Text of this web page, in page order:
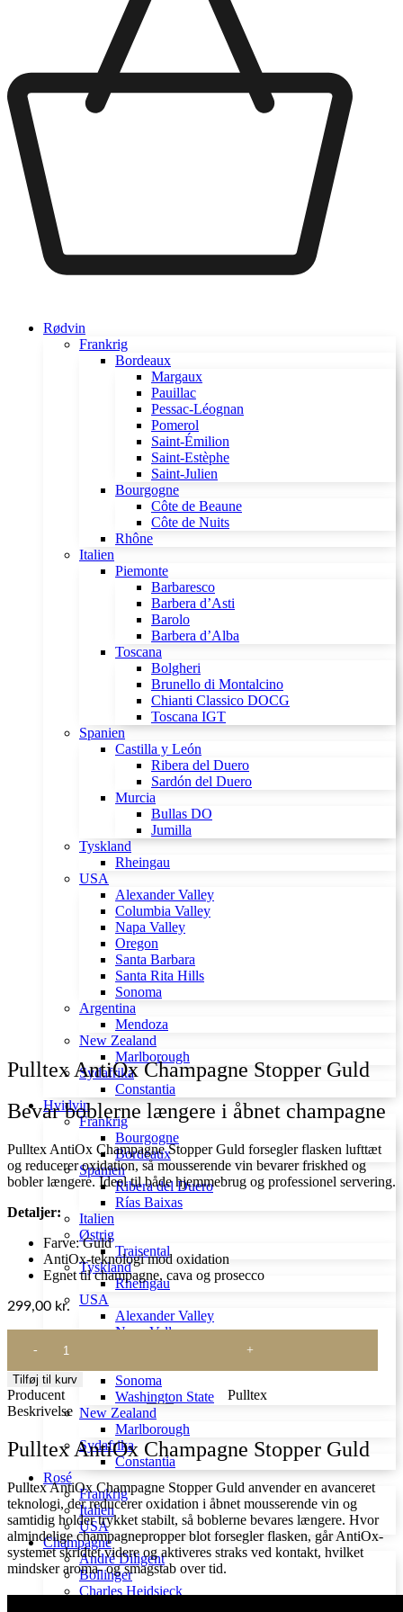
Rødvin
Frankrig
Bordeaux
Margaux
Pauillac
Pessac-Léognan
Pomerol
Saint-Émilion
Saint-Estèphe
Saint-Julien
Bourgogne
Côte de Beaune
Côte de Nuits
Rhône
Italien
Piemonte
Barbaresco
Barbera d’Asti
Barolo
Barbera d’Alba
Toscana
Bolgheri
Brunello di Montalcino
Chianti Classico DOCG
Toscana IGT
Spanien
Castilla y León
Ribera del Duero
Sardón del Duero
Murcia
Bullas DO
Jumilla
Tyskland
Rheingau
USA
Alexander Valley
Columbia Valley
Napa Valley
Oregon
Santa Barbara
Santa Rita Hills
Sonoma
Argentina
Mendoza
New Zealand
Marlborough
Sydafrika
Constantia
Hvidvin
Frankrig
Bourgogne
Bordeaux
Spanien
Ribera del Duero
Rías Baixas
Italien
Østrig
Traisental
Tyskland
Rheingau
USA
Alexander Valley
Napa Valley
Sonoma
Washington State
New Zealand
Marlborough
Sydafrika
Constantia
Rosé
Frankrig
Italien
USA
Champagne
André Diligent
Bollinger
Charles Heidsieck
Pulltex AntiOx Champagne Stopper Guld
Bevar boblerne længere i åbnet champagne
Pulltex AntiOx Champagne Stopper Guld forsegler flasken lufttæt
og reducerer oxidation, så mousserende vin bevarer friskhed og
bobler længere. Ideel til både hjemmebrug og professionel servering.
Detaljer:
Farve: Guld
AntiOx-teknologi mod oxidation
Egnet til champagne, cava og prosecco
299,00 kr.
AntiOx
Champagne
Stopper
Guld
antal
Tilføj til kurv
Producent
Pulltex
Beskrivelse
Pulltex AntiOx Champagne Stopper Guld
Pulltex AntiOx Champagne Stopper Guld anvender en avanceret
teknologi, der reducerer oxidation i åbnet mousserende vin og
samtidig holder trykket stabilt, så boblerne bevares længere. Hvor
almindelige champagnepropper blot forsegler flasken, går AntiOx-
systemet skridtet videre og aktiveres straks ved kontakt, hvilket
mindsker aroma- og smagstab over tid.